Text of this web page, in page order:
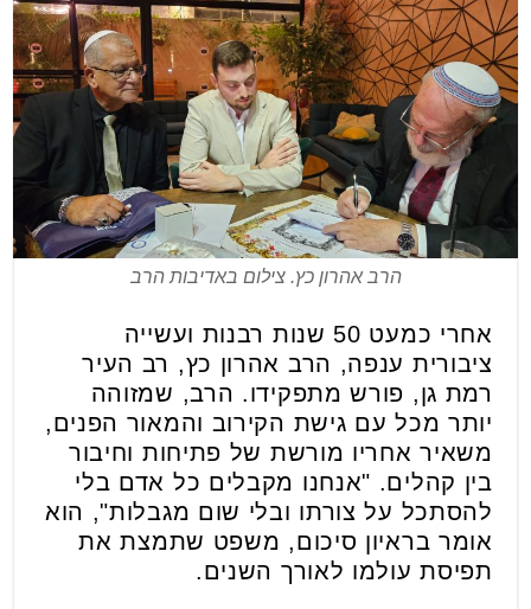
הרב אהרון כץ. צילום באדיבות הרב
אחרי כמעט 50 שנות רבנות ועשייה
ציבורית ענפה, הרב אהרון כץ, רב העיר
רמת גן, פורש מתפקידו. הרב, שמזוהה
יותר מכל עם גישת הקירוב והמאור הפנים,
משאיר אחריו מורשת של פתיחות וחיבור
בין קהלים. "אנחנו מקבלים כל אדם בלי
להסתכל על צורתו ובלי שום מגבלות", הוא
אומר בראיון סיכום, משפט שתמצת את
תפיסת עולמו לאורך השנים.